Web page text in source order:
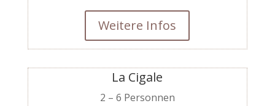
Weitere Infos
La Cigale
2 – 6 Personnen